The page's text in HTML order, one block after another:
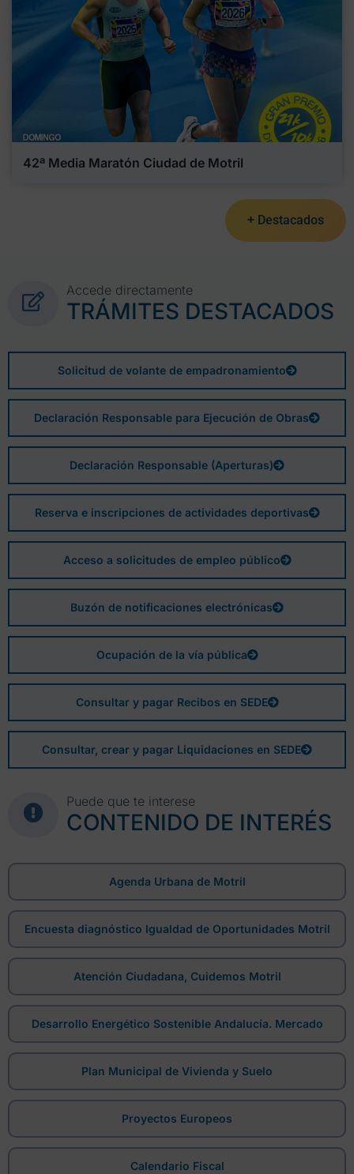
42ª Media Maratón Ciudad de Motril
+ Destacados
Accede directamente
TRÁMITES DESTACADOS
Solicitud de volante de empadronamiento
Declaración Responsable para Ejecución de Obras
Declaración Responsable (Aperturas)
Reserva e inscripciones de actividades deportivas
Acceso a solicitudes de empleo público
Buzón de notificaciones electrónicas
Ocupación de la vía pública
Consultar y pagar Recibos en SEDE
Consultar, crear y pagar Liquidaciones en SEDE
Puede que te interese
CONTENIDO DE INTERÉS
Agenda Urbana de Motril
Encuesta diagnóstico Igualdad de Oportunidades Motril
Atención Ciudadana, Cuidemos Motril
Desarrollo Energético Sostenible Andalucía. Mercado
Plan Municipal de Vivienda y Suelo
Proyectos Europeos
Calendario Fiscal